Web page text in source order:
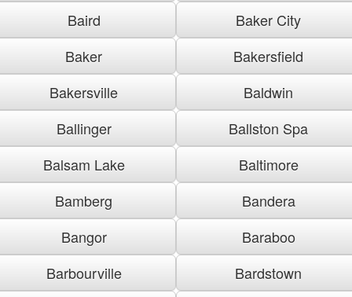
Baird
Baker City
Baker
Bakersfield
Bakersville
Baldwin
Ballinger
Ballston Spa
Balsam Lake
Baltimore
Bamberg
Bandera
Bangor
Baraboo
Barbourville
Bardstown